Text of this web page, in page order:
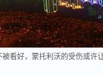
看好，蒙托利沃的受伤或许